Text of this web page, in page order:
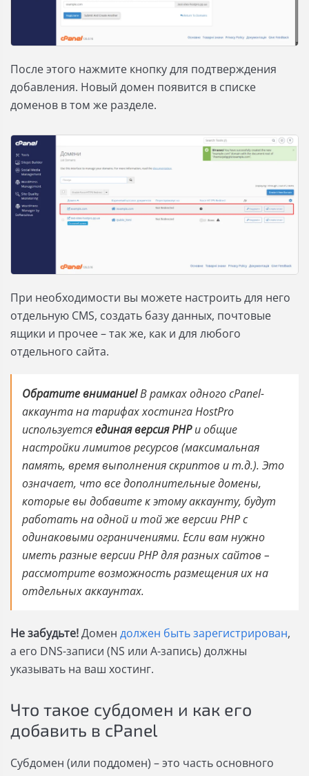
После этого нажмите кнопку для подтверждения
добавления. Новый домен появится в списке
доменов в том же разделе.
При необходимости вы можете настроить для него
отдельную CMS, создать базу данных, почтовые
ящики и прочее – так же, как и для любого
отдельного сайта.
Обратите внимание!В рамках одного cPanel-
аккаунта на тарифах хостинга HostPro
используетсяединая версия PHPи общие
настройки лимитов ресурсов (максимальная
память, время выполнения скриптов и т.д.). Это
означает, что все дополнительные домены,
которые вы добавите к этому аккаунту, будут
работать на одной и той же версии PHP с
одинаковыми ограничениями. Если вам нужно
иметь разные версии PHP для разных сайтов –
рассмотрите возможность размещения их на
отдельных аккаунтах.
Не забудьте!Домен должен быть зарегистрирован,
а его DNS-записи (NS или A-запись) должны
указывать на ваш хостинг.
Что такое субдомен и как его
добавить в cPanel
Субдомен (или поддомен) – это часть основного